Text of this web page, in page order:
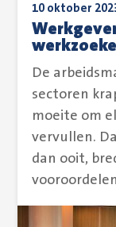
10 oktober
De
sectoren
moeite om
vervullen.
dan ooit,